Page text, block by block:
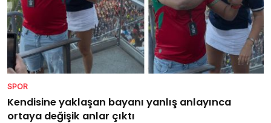
SPOR
Kendisine yaklaşan bayanı yanlış anlayınca
ortaya değişik anlar çıktı